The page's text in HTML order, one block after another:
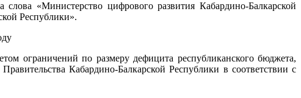
«Министерство цифрового развития Кабардино-Балкарской
Республики».
ограничений по размеру дефицита республиканского бюджета,
Кабардино-Балкарской Республики в соответствии с